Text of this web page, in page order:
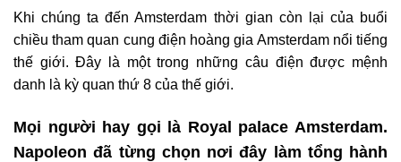
Khi chúng ta đến Amsterdam thời gian còn lại của buổi
chiều tham quan cung điện hoàng gia Amsterdam nổi tiếng
thế giới. Đây là một trong những câu điện được mệnh
danh là kỳ quan thứ 8 của thế giới.
Mọi người hay gọi là Royal palace Amsterdam.
Napoleon đã từng chọn nơi đây làm tổng hành